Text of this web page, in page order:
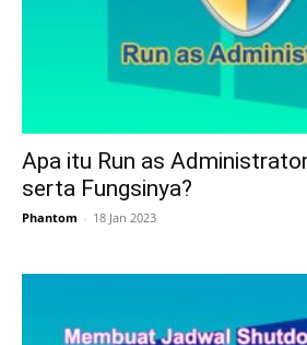
Apa itu Run as
serta Fungsinya?
Phantom - 18 Jan 2023